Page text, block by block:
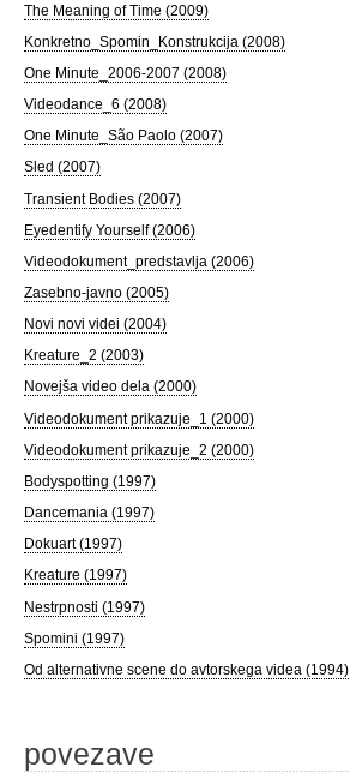
The Meaning of Time (2009)
Konkretno_Spomin_Konstrukcija (2008)
One Minute_2006-2007 (2008)
Videodance_6 (2008)
One Minute_São Paolo (2007)
Sled (2007)
Transient Bodies (2007)
Eyedentify Yourself (2006)
Videodokument_predstavlja (2006)
Zasebno-javno (2005)
Novi novi videi (2004)
Kreature_2 (2003)
Novejša video dela (2000)
Videodokument prikazuje_1 (2000)
Videodokument prikazuje_2 (2000)
Bodyspotting (1997)
Dancemania (1997)
Dokuart (1997)
Kreature (1997)
Nestrpnosti (1997)
Spomini (1997)
Od alternativne scene do avtorskega videa (1994)
povezave